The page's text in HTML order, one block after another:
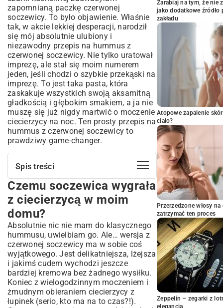
zapomnianą paczkę czerwonej
soczewicy. To było objawienie. Właśnie
tak, w akcie lekkiej desperacji, narodził
się mój absolutnie ulubiony i
niezawodny przepis na hummus z
czerwonej soczewicy. Nie tylko uratował
imprezę, ale stał się moim numerem
jeden, jeśli chodzi o szybkie przekąski na
imprezę. To jest taka pasta, która
zaskakuje wszystkich swoją aksamitną
gładkością i głębokim smakiem, a ja nie
muszę się już nigdy martwić o moczenie
ciecierzycy na noc. Ten prosty przepis na
hummus z czerwonej soczewicy to
prawdziwy game-changer.
Spis treści
Czemu soczewica wygrała z ciecierzycą
w moim domu?
Składniki, czyli co musisz mieć (a
pewnie masz)
Jak zrobić hummus z czerwonej
soczewicy – prościej się nie da
Krok 1: Przygotowanie soczewicy
Krok 2: Czas na blender!
Krok 3: Konsystencja to klucz
Krok 4: Próbuj i doprawiaj!
Moje ulubione wariacje na temat tej
pasty
Czemu soczewica wygrała
z ciecierzycą w moim
domu?
Absolutnie nic nie mam do klasycznego
hummusu, uwielbiam go. Ale… wersja z
czerwonej soczewicy ma w sobie coś
wyjątkowego. Jest delikatniejsza, lżejsza
i jakimś cudem wychodzi jeszcze
bardziej kremowa bez żadnego wysiłku.
Koniec z wielogodzinnym moczeniem i
żmudnym obieraniem ciecierzycy z
łupinek (serio, kto ma na to czas?!).
Zarabiaj na tym, że nie
jako dodatkowe
zakładu
Atopowe zapalenie
ciało?
Przerzedzone włosy
zatrzymać ten proces
Zeppelin – zegarki z
elegancją